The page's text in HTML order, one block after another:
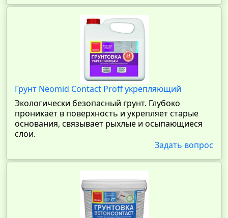
Грунт Neomid Contact Proff укрепляющий
Экологически безопасный грунт. Глубоко
проникает в поверхность и укрепляет старые
основания, связывает рыхлые и осыпающиеся
слои.
Задать вопрос